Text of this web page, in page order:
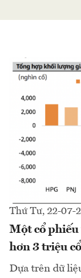
Thứ Tư, 22-07-
Một cổ phiếu
hơn 3 triệu cổ
Dựa trên dữ